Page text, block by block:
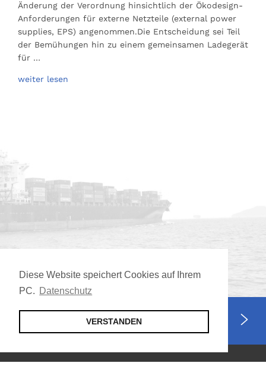
Diese Website speichert Cookies auf Ihrem
PC. Datenschutz
VERSTANDEN
Änderung der Verordnung hinsichtlich der Ökodesign-
Anforderungen für externe Netzteile (external power
supplies, EPS) angenommen.Die Entscheidung sei Teil
der Bemühungen hin zu einem gemeinsamen Ladegerät
für …
weiter lesen
Jetzt Mitglied werden